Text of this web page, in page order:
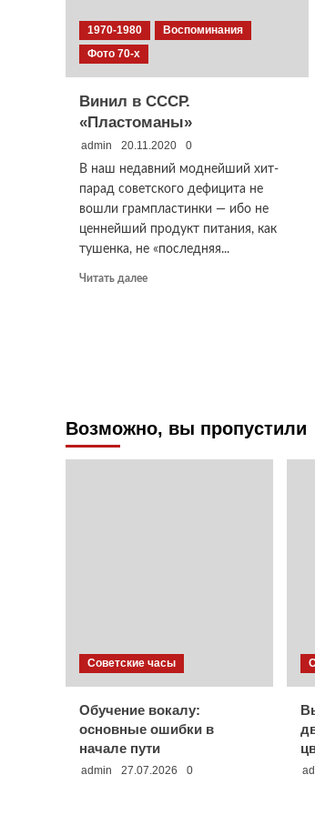
1970-1980
Воспоминания
Фото 70-х
Винил в СССР.
«Пластоманы»
admin 20.11.2020
0
В наш недавний моднейший хит-
парад советского дефицита не
вошли грампластинки — ибо не
ценнейший продукт питания, как
тушенка, не «последняя...
Читать далееПрочитать
Возможно, вы пропустили
Советские часы
Обучение вокалу:
основные ошибки в
начале пути
admin 27.07.2026 0